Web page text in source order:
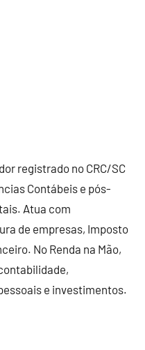
registrado no CRC/SC
Contábeis e pós-
Atua com
de empresas, Imposto
No Renda na Mão,
e investimentos.